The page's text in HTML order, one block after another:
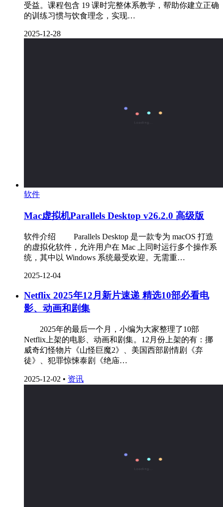
受益。课程包含 19 课时完整体系教学，帮助你建立正确
的训练习惯与饮食理念，实现…
2025-12-28
软件
Mac虚拟机Parallels Desktop v26.2.0 高级版
软件介绍 Parallels Desktop 是一款专为 macOS 打造
的虚拟化软件，允许用户在 Mac 上同时运行多个操作系
统，其中以 Windows 系统最受欢迎。无需重…
2025-12-04
Netflix 2025年12月新片速递 精选10部必看电
影、动画和剧集
‌ 2025年的最后一个月，小编为大家整理了10部
Netflix上架的电影、动画和剧集。12月份上架的有：挪
威奇幻怪物片《山怪巨魔2》、美国西部剧情剧《弃
徒》、犯罪惊悚泰剧《绝庙…
2025-12-02 • 资讯